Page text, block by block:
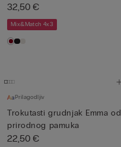
32,50 €
Mix&Match 4x3
Prilagodljiv
Trokutasti grudnjak Emma od
prirodnog pamuka
22,50 €